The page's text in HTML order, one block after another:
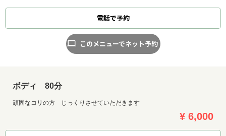
電話で予約
このメニューでネット予約
ボディ 80分
頑固なコリの方 じっくりさせていただきます
¥ 6,000